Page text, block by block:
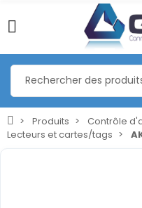
Produits
Contrôle
Lecteurs et cartes/tags